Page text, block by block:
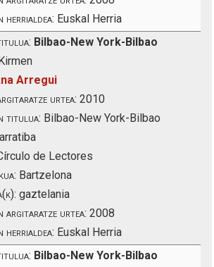
herrialdea: Euskal Herria
Bilbao-New York-Bilbao
Arregui
urtea: 2010
titulua: Bilbao-New York-Bilbao
de Lectores
Bartzelona
gaztelania
argitaratze urtea: 2008
herrialdea: Euskal Herria
Bilbao-New York-Bilbao